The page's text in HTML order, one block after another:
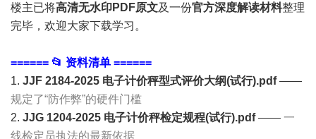
楼主已将高清无水印PDF原文及一份官方深度解读材料整理
完毕，欢迎大家下载学习。
====== 📂 资料清单 ======
1. JJF 2184-2025 电子计价秤型式评价大纲(试行).pdf——
规定了“防作弊”的硬件门槛
2. JJG 1204-2025 电子计价秤检定规程(试行).pdf—— 一
线检定员执法的最新依据